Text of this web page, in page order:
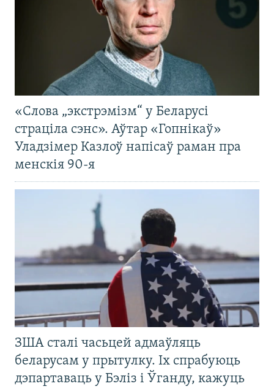
«Слова „экстрэмізм“ у Беларусі
страціла сэнс». Аўтар «Гопнікаў»
Уладзімер Казлоў напісаў раман пра
менскія 90-я
ЗША сталі часьцей адмаўляць
беларусам у прытулку. Іх спрабуюць
дэпартаваць у Бэліз і Ўганду, кажуць